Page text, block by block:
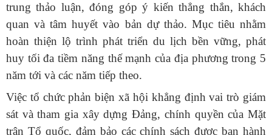
trung thảo luận, đóng góp ý kiến thẳng thắn, khách
quan và tâm huyết vào bản dự thảo. Mục tiêu nhằm
hoàn thiện lộ trình phát triển du lịch bền vững, phát
huy tối đa tiềm năng thế mạnh của địa phương trong 5
năm tới và các năm tiếp theo.
Việc tổ chức phản biện xã hội khẳng định vai trò giám
sát và tham gia xây dựng Đảng, chính quyền của Mặt
trận Tổ quốc, đảm bảo các chính sách được ban hành